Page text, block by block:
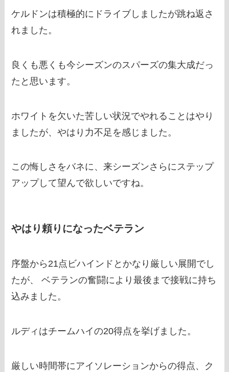
ケルドンは積極的にドライブしましたが跳ね返さ
れました。
良くも悪くも今シーズンのスパーズの集大成だっ
たと思います。
ホワイトを欠いた苦しい状況でやれることはやり
ましたが、やはり力不足を感じました。
この悔しさをバネに、来シーズンさらにステップ
アップして望んで欲しいですね。
やはり頼りになったベテラン
序盤から21点ビハインドとかなり厳しい展開でし
たが、 ベテランの奮闘により最後まで接戦に持ち
込みました。
ルディはチームハイの20得点を挙げました。
厳しい時間帯にアイソレーションからの得点、ク